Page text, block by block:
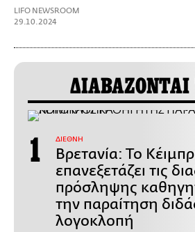
LIFO NEWSROOM
29.10.2024
ΔΙΕΘΝΗ
Βρετανία: Το
επανεξετάζει τις
πρόσληψης
την παραίτηση
λογοκλοπή